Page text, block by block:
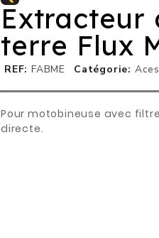
Extracteur
terre Flux
REF FABME Catégorie
Pour motobineuse avec
directe.